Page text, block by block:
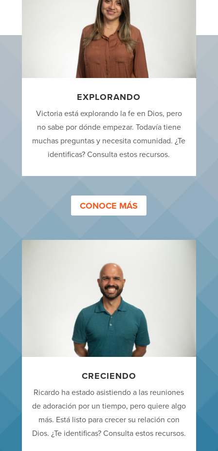
EXPLORANDO
Victoria está explorando la fe en Dios, pero
no sabe por dónde empezar. Todavía tiene
muchas preguntas y necesita comunidad. ¿Te
identificas? Consulta estos recursos.
CONOCE MÁS
CRECIENDO
Ricardo ha estado asistiendo a las reuniones
de adoración por un tiempo, pero quiere algo
más. Está listo para crecer su relación con
Dios. ¿Te identificas? Consulta estos recursos.